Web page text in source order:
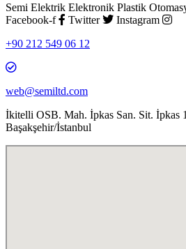
Semi Elektrik Elektronik Plastik
Facebook-f
Twitter
Instagram
+90 212 549 06 12
web@semiltd.com
İkitelli OSB. Mah. İpkas San. Sit. İpkas
Başakşehir/İstanbul